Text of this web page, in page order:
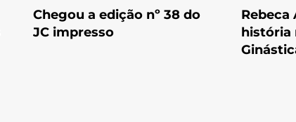
Chegou a edição nº 38 do
JC impresso
Rebeca
história